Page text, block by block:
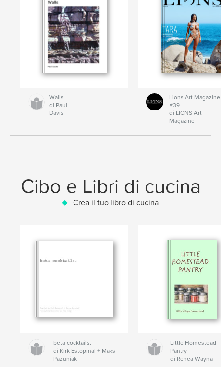
Walls
di Paul
Davis
Lions Art Magazine
#39
di LIONS Art
Magazine
Cibo e Libri di cucina
Crea il tuo libro di cucina
beta cocktails.
di Kirk Estopinal + Maks
Pazuniak
Little Homestead
Pantry
di Renea Wayna